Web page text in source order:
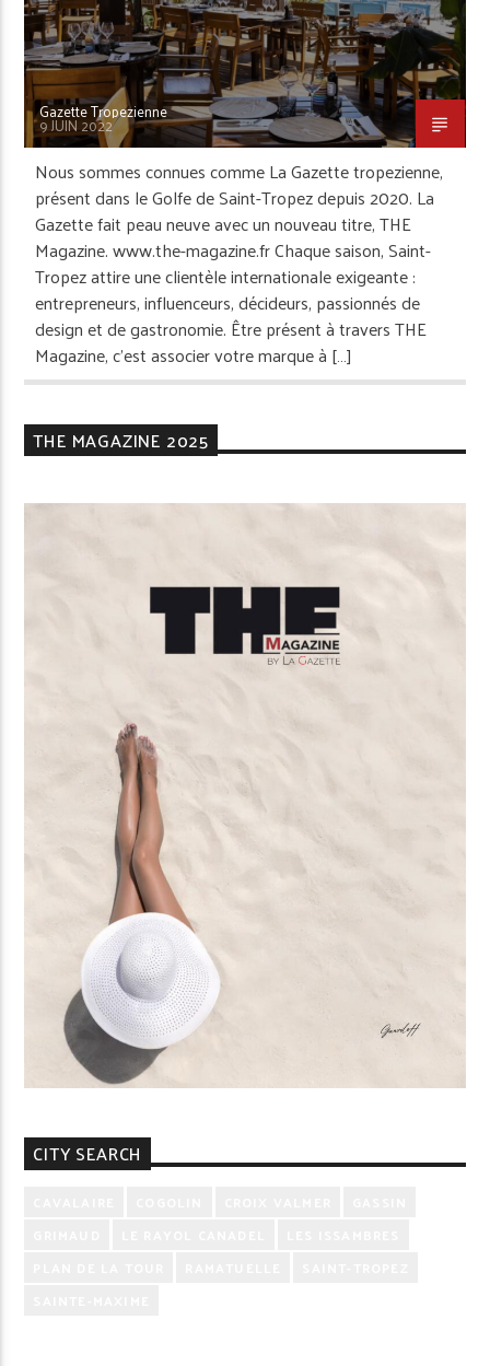
Gazette Tropezienne
9 JUIN 2022
Nous sommes connues comme La Gazette tropezienne,
présent dans le Golfe de Saint-Tropez depuis 2020. La
Gazette fait peau neuve avec un nouveau titre, THE
Magazine. www.the-magazine.fr Chaque saison, Saint-
Tropez attire une clientèle internationale exigeante :
entrepreneurs, influenceurs, décideurs, passionnés de
design et de gastronomie. Être présent à travers THE
Magazine, c’est associer votre marque à […]
THE MAGAZINE 2025
CITY SEARCH